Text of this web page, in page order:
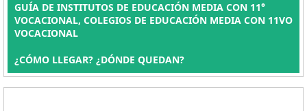
GUÍA DE INSTITUTOS DE EDUCACIÓN MEDIA CON 11°
VOCACIONAL, COLEGIOS DE EDUCACIÓN MEDIA CON 11VO
VOCACIONAL
¿CÓMO LLEGAR? ¿DÓNDE QUEDAN?